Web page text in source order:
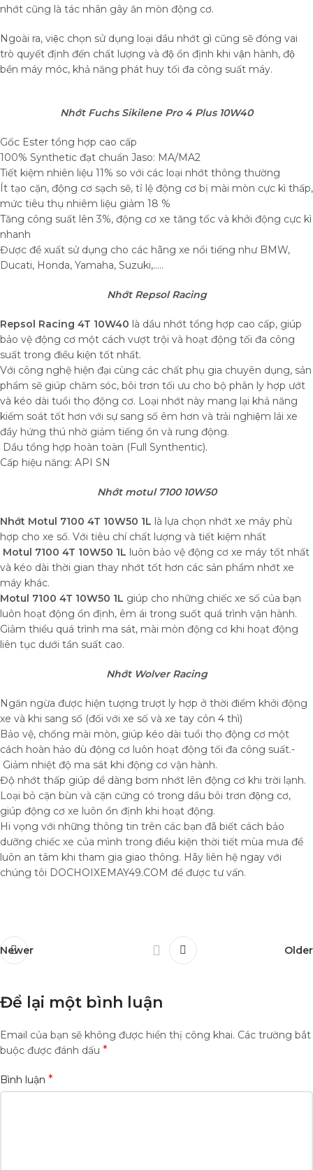
nhớt cũng là tác nhân gây ăn mòn động cơ.
Ngoài ra, việc chọn sử dụng loại dầu nhớt gì cũng sẽ đóng vai
trò quyết định đến chất lượng và độ ổn định khi vận hành, độ
bền máy móc, khả năng phát huy tối đa công suất máy.
Nhớt Fuchs Sikilene Pro 4 Plus 10W40
Gốc Ester tổng hợp cao cấp
100% Synthetic đạt chuẩn Jaso: MA/MA2
Tiết kiệm nhiên liệu 11% so với các loại nhớt thông thường
Ít tạo cặn, động cơ sạch sẽ, tỉ lệ động cơ bị mài mòn cực kì thấp,
mức tiêu thụ nhiêm liệu giảm 18 %
Tăng công suất lên 3%, động cơ xe tăng tốc và khởi động cực kì
nhanh
Được đề xuất sử dụng cho các hãng xe nổi tiếng như BMW,
Ducati, Honda, Yamaha, Suzuki,…..
Nhớt Repsol Racing
Repsol Racing 4T 10W40 là dầu nhớt tổng hợp cao cấp, giúp
bảo vệ động cơ một cách vượt trội và hoạt động tối đa công
suất trong điều kiện tốt nhất.
Với công nghệ hiện đại cùng các chất phụ gia chuyên dụng, sản
phẩm sẽ giúp chăm sóc, bôi trơn tối ưu cho bộ phân ly hợp ướt
và kéo dài tuổi thọ động cơ. Loại nhớt này mang lại khả năng
kiểm soát tốt hơn với sự sang số êm hơn và trải nghiệm lái xe
đầy hứng thú nhờ giảm tiếng ồn và rung động.
Dầu tổng hợp hoàn toàn (Full Synthentic).
Cấp hiệu năng: API SN
Nhớt motul 7100 10W50
Nhớt Motul 7100 4T 10W50 1L là lựa chọn nhớt xe máy phù
hợp cho xe số. Với tiêu chí chất lượng và tiết kiệm nhất
Motul 7100 4T 10W50 1L luôn bảo vệ động cơ xe máy tốt nhất
và kéo dài thời gian thay nhớt tốt hơn các sản phẩm nhớt xe
máy khác.
Motul 7100 4T 10W50 1L giúp cho những chiếc xe số của bạn
luôn hoạt động ổn định, êm ái trong suốt quá trình vận hành.
Giảm thiểu quá trình ma sát, mài mòn động cơ khi hoạt động
liên tục dưới tần suất cao.
Nhớt Wolver Racing
Ngăn ngừa được hiện tượng trượt ly hợp ở thời điểm khởi động
xe và khi sang số (đối với xe số và xe tay côn 4 thì)
Bảo vệ, chống mài mòn, giúp kéo dài tuổi thọ động cơ một
cách hoàn hảo dù động cơ luôn hoạt động tối đa công suất.-
Giảm nhiệt độ ma sát khi động cơ vận hành.
Độ nhớt thấp giúp dể dàng bơm nhớt lên động cơ khi trời lạnh.
Loại bỏ cặn bùn và cặn cứng có trong dầu bôi trơn động cơ,
giúp động cơ xe luôn ổn định khi hoạt động.
Hi vọng với những thông tin trên các bạn đã biết cách bảo
dưỡng chiếc xe của mình trong điều kiện thời tiết mùa mưa để
luôn an tâm khi tham gia giao thông. Hãy liên hệ ngay với
chúng tôi DOCHOIXEMAY49.COM để được tư vấn.
Newer Older
Để lại một bình luận
Email của bạn sẽ không được hiển thị công khai. Các trường bắt
buộc được đánh dấu *
Bình luận *